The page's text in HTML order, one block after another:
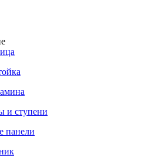
и ступени
панели